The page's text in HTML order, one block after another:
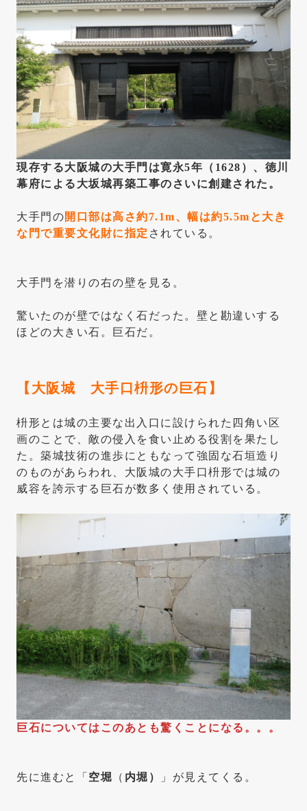
現存する大阪城の大手門は寛永5年（1628）、徳川
幕府による大坂城再築工事のさいに創建された。
大手門の開口部は高さ約7.1m、幅は約5.5mと大き
な門で重要文化財に指定 されている。
大手門を潜りの右の壁を見る。
驚いたのが壁ではなく石だった。壁と勘違いする
ほどの大きい石。巨石だ。
【大阪城 大手口枡形の巨石】
枡形とは城の主要な出入口に設けられた四角い区
画のことで、敵の侵入を食い止める役割を果たし
た。築城技術の進歩にともなって強固な石垣造り
のものがあらわれ、大阪城の大手口枡形では城の
威容を誇示する巨石が数多く使用されている。
巨石についてはこのあとも驚くことになる。。。
先に進むと「 空堀 （ 内堀） 」が見えてくる。